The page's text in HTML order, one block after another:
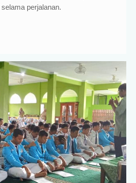
perjalanan.